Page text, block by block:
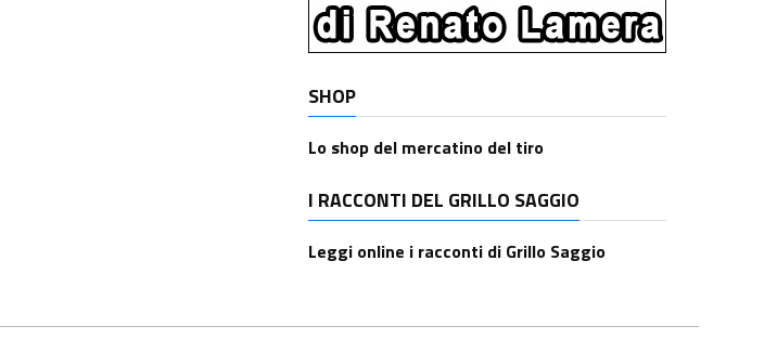
SHOP
Lo shop del mercatino del tiro
I RACCONTI DEL GRILLO SAGGIO
Leggi online i racconti di Grillo Saggio